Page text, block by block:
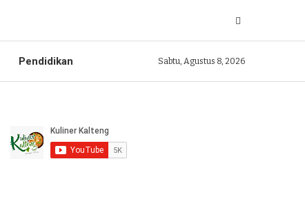
Pendidikan Sabtu, Agustus 8, 2026